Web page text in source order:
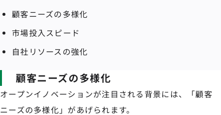
顧客ニーズの多様化
市場投入スピード
自社リソースの強化
顧客ニーズの多様化
オープンイノベーションが注目される背景には、「顧客
ニーズの多様化」があげられます。